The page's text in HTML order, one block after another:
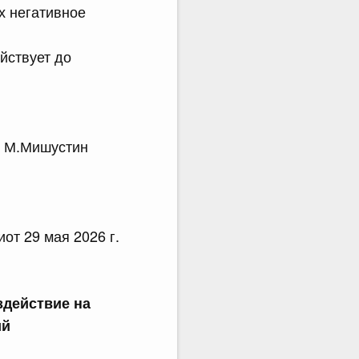
негативное
до
29 мая 2026 г.
на